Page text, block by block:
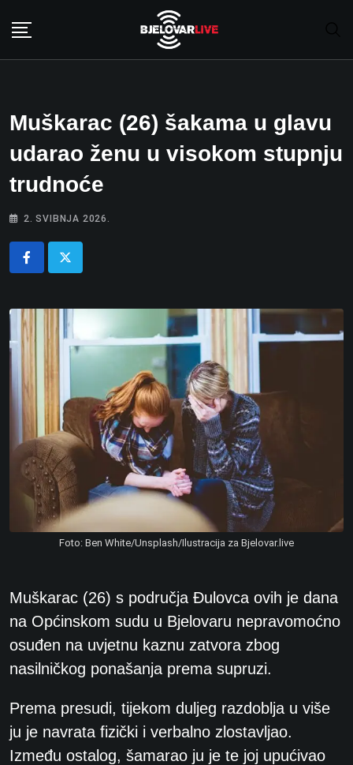
Muškarac (26) šakama u glavu
udarao ženu u visokom stupnju
trudnoće
2. SVIBNJA 2026.
Foto: Ben White/Unsplash/Ilustracija za Bjelovar.live
Muškarac (26) s područja Đulovca ovih je dana
na Općinskom sudu u Bjelovaru nepravomoćno
osuđen na uvjetnu kaznu zatvora zbog
nasilničkog ponašanja prema supruzi.
Prema presudi, tijekom duljeg razdoblja u više
ju je navrata fizički i verbalno zlostavljao.
Između ostalog, šamarao ju je te joj upućivao